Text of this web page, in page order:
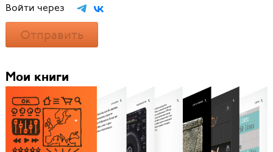
Войти через
Отправить
Мои книги